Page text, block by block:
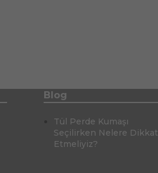
Blog
Tül Perde Kumaşı
Seçilirken Nelere Dikkat
Etmeliyiz?